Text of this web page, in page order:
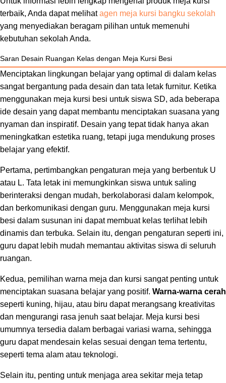
terbaik, Anda dapat melihatagen meja kursi bangku sekolah
yang menyediakan beragam pilihan untuk memenuhi
kebutuhan sekolah Anda.
Saran Desain Ruangan Kelas dengan Meja Kursi Besi
Menciptakan lingkungan belajar yang optimal di dalam kelas
sangat bergantung pada desain dan tata letak furnitur. Ketika
menggunakan meja kursi besi untuk siswa SD, ada beberapa
ide desain yang dapat membantu menciptakan suasana yang
nyaman dan inspiratif. Desain yang tepat tidak hanya akan
meningkatkan estetika ruang, tetapi juga mendukung proses
belajar yang efektif.
Pertama, pertimbangkan pengaturan meja yang berbentuk U
atau L. Tata letak ini memungkinkan siswa untuk saling
berinteraksi dengan mudah, berkolaborasi dalam kelompok,
dan berkomunikasi dengan guru. Menggunakan meja kursi
besi dalam susunan ini dapat membuat kelas terlihat lebih
dinamis dan terbuka. Selain itu, dengan pengaturan seperti ini,
guru dapat lebih mudah memantau aktivitas siswa di seluruh
ruangan.
Kedua, pemilihan warna meja dan kursi sangat penting untuk
menciptakan suasana belajar yang positif. Warna-warna cerah
seperti kuning, hijau, atau biru dapat merangsang kreativitas
dan mengurangi rasa jenuh saat belajar. Meja kursi besi
umumnya tersedia dalam berbagai variasi warna, sehingga
guru dapat mendesain kelas sesuai dengan tema tertentu,
seperti tema alam atau teknologi.
Selain itu, penting untuk menjaga area sekitar meja tetap